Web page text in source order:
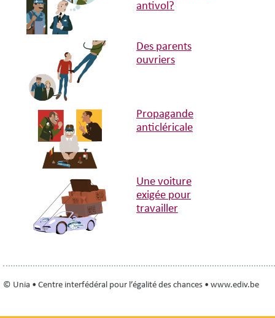
antivol?
Des parents
ouvriers
Propagande
anticléricale
Une voiture
exigée pour
travailler
© Unia • Centre interfédéral pour l’égalité des chances • www.ediv.be